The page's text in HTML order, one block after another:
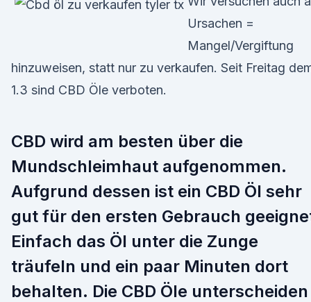
Ursachen =
Mangel/Vergiftung
hinzuweisen, statt nur zu verkaufen. Seit Freitag
1.3 sind CBD Öle verboten.
CBD wird am besten über die
Mundschleimhaut aufgenommen.
Aufgrund dessen ist ein CBD Öl sehr
gut für den ersten Gebrauch
Einfach das Öl unter die Zunge
träufeln und ein paar Minuten dort
behalten. Die CBD Öle unterscheiden